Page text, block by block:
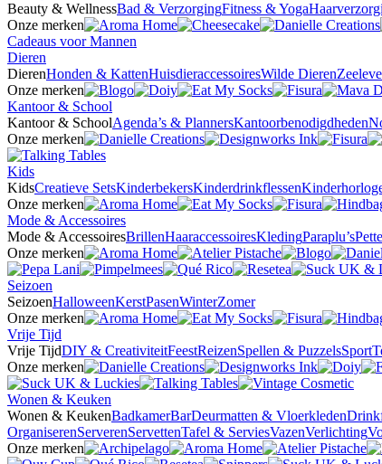
Beauty & WellnessBad & VerzorgingFitness & Yoga
Onze merken
Cadeaus voor Mannen
Dieren
DierenHonden & KattenHuisdieraccessoiresWilde Dieren
Onze merken
Kantoor & School
Kantoor & SchoolAgenda’s & PlannersKantoorbenodigdheden
Onze merken
Kids
KidsCreatieve SetsKinderbekersKinderdrinkflessen
Onze merken
Mode & Accessoires
Mode & AccessoiresBrillenHaaraccessoiresKledingParaplu’s
Onze merken
Seizoen
SeizoenHalloweenKerstPasenWinterZomer
Onze merken
Vrije Tijd
Vrije TijdDIY & CreativiteitFeestReizenSpellen & PuzzelsSport
Onze merken
Wonen & Keuken
Wonen & KeukenBadkamerBarDeurmatten & Vloerkleden
OrganiserenServerenServettenTafel & ServiesVazenVerlichting
Onze merken